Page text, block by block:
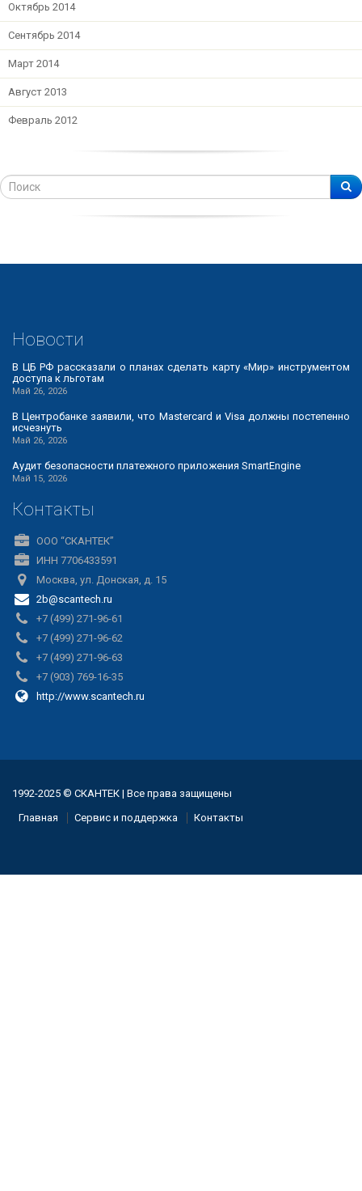
Октябрь 2014
Сентябрь 2014
Март 2014
Август 2013
Февраль 2012
Новости
В ЦБ РФ рассказали о планах сделать карту «Мир» инструментом
доступа к льготам
Май 26, 2026
В Центробанке заявили, что Mastercard и Visa должны постепенно
исчезнуть
Май 26, 2026
Аудит безопасности платежного приложения SmartEngine
Май 15, 2026
Контакты
ООО “СКАНТЕК”
ИНН 7706433591
Москва, ул. Донская, д. 15
2b@scantech.ru
+7 (499) 271-96-61
+7 (499) 271-96-62
+7 (499) 271-96-63
+7 (903) 769-16-35
http://www.scantech.ru
1992-2025 © СКАНТЕК | Все права защищены
Главная
Сервис и поддержка Контакты